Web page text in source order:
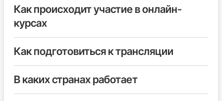
Как происходит участие в онлайн-
курсах
Как подготовиться к трансляции
В каких странах работает